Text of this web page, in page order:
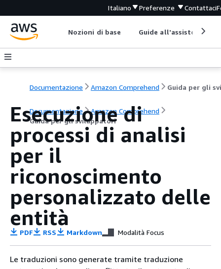
Italiano Preferenze Contattaci
Nozioni di base Guide all'assistenza
Documentazione Amazon Comprehend
Documentazione
Amazon Comprehend
Guida per gli sviluppatori
Esecuzione di
processi di analisi
per il
riconoscimento
personalizzato delle
entità
PDF RSS Markdown Modalità Focus
Le traduzioni sono generate tramite traduzione